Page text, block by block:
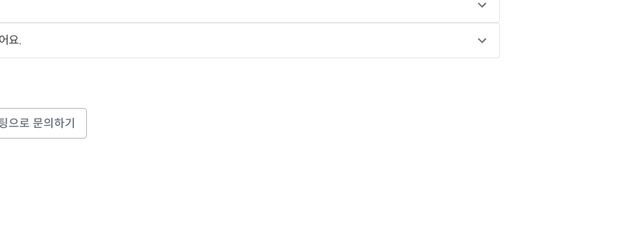
요.
으로 문의하기